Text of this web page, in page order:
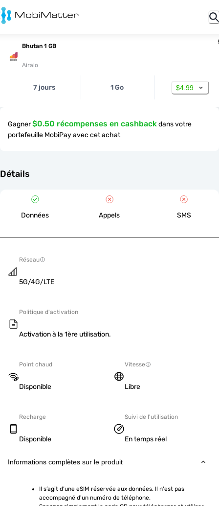
Bhutan 1 GB
Airalo
7 jours 1 Go $4.99
Gagner$0.50 récompenses en cashbackdans votre
portefeuille MobiPay avec cet achat
Détails
Données Appels SMS
Réseau
5G/4G/LTE
Politique d'activation
Activation à la 1ère utilisation.
Point chaud
Disponible
Vitesse
Libre
Recharge
Disponible
Suivi de l'utilisation
En temps réel
Informations complètes sur le produit
Il s’agit d’une eSIM réservée aux données. Il n'est pas
accompagné d'un numéro de téléphone.